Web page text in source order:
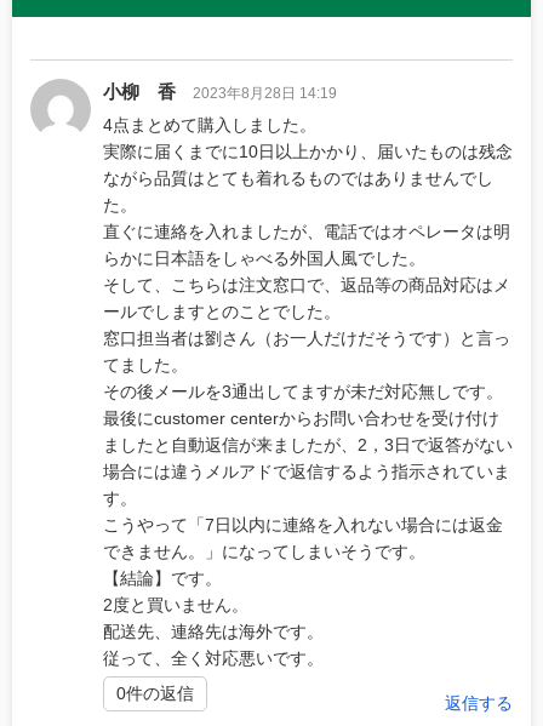
小柳 香 2023年8月28日 14:19
4点まとめて購入しました。
実際に届くまでに10日以上かかり、届いたものは残念
ながら品質はとても着れるものではありませんでし
た。
直ぐに連絡を入れましたが、電話ではオペレータは明
らかに日本語をしゃべる外国人風でした。
そして、こちらは注文窓口で、返品等の商品対応はメ
ールでしますとのことでした。
窓口担当者は劉さん（お一人だけだそうです）と言っ
てました。
その後メールを3通出してますが未だ対応無しです。
最後にcustomer centerからお問い合わせを受け付け
ましたと自動返信が来ましたが、2，3日で返答がない
場合には違うメルアドで返信するよう指示されていま
す。
こうやって「7日以内に連絡を入れない場合には返金
できません。」になってしまいそうです。
【結論】です。
2度と買いません。
配送先、連絡先は海外です。
従って、全く対応悪いです。
返信する
0件の返信